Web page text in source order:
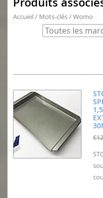
Accueil / Mots-clés/Womo